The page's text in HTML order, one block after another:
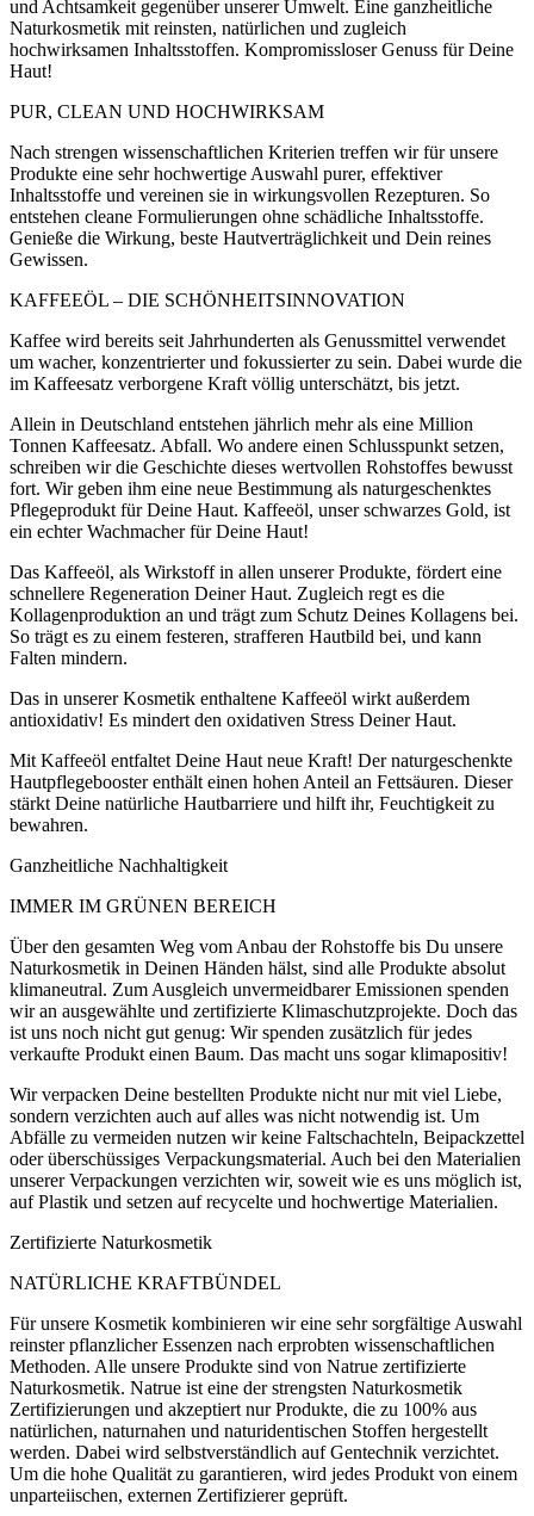
und Achtsamkeit gegenüber unserer Umwelt. Eine ganzheitliche
Naturkosmetik mit reinsten, natürlichen und zugleich
hochwirksamen Inhaltsstoffen. Kompromissloser Genuss für Deine
Haut!
PUR, CLEAN UND HOCHWIRKSAM
Nach strengen wissenschaftlichen Kriterien treffen wir für unsere
Produkte eine sehr hochwertige Auswahl purer, effektiver
Inhaltsstoffe und vereinen sie in wirkungsvollen Rezepturen. So
entstehen cleane Formulierungen ohne schädliche Inhaltsstoffe.
Genieße die Wirkung, beste Hautverträglichkeit und Dein reines
Gewissen.
KAFFEEÖL – DIE SCHÖNHEITSINNOVATION
Kaffee wird bereits seit Jahrhunderten als Genussmittel verwendet
um wacher, konzentrierter und fokussierter zu sein. Dabei wurde die
im Kaffeesatz verborgene Kraft völlig unterschätzt, bis jetzt.
Allein in Deutschland entstehen jährlich mehr als eine Million
Tonnen Kaffeesatz. Abfall. Wo andere einen Schlusspunkt setzen,
schreiben wir die Geschichte dieses wertvollen Rohstoffes bewusst
fort. Wir geben ihm eine neue Bestimmung als naturgeschenktes
Pflegeprodukt für Deine Haut. Kaffeeöl, unser schwarzes Gold, ist
ein echter Wachmacher für Deine Haut!
Das Kaffeeöl, als Wirkstoff in allen unserer Produkte, fördert eine
schnellere Regeneration Deiner Haut. Zugleich regt es die
Kollagenproduktion an und trägt zum Schutz Deines Kollagens bei.
So trägt es zu einem festeren, strafferen Hautbild bei, und kann
Falten mindern.
Das in unserer Kosmetik enthaltene Kaffeeöl wirkt außerdem
antioxidativ! Es mindert den oxidativen Stress Deiner Haut.
Mit Kaffeeöl entfaltet Deine Haut neue Kraft! Der naturgeschenkte
Hautpflegebooster enthält einen hohen Anteil an Fettsäuren. Dieser
stärkt Deine natürliche Hautbarriere und hilft ihr, Feuchtigkeit zu
bewahren.
Ganzheitliche Nachhaltigkeit
IMMER IM GRÜNEN BEREICH
Über den gesamten Weg vom Anbau der Rohstoffe bis Du unsere
Naturkosmetik in Deinen Händen hälst, sind alle Produkte absolut
klimaneutral. Zum Ausgleich unvermeidbarer Emissionen spenden
wir an ausgewählte und zertifizierte Klimaschutzprojekte. Doch das
ist uns noch nicht gut genug: Wir spenden zusätzlich für jedes
verkaufte Produkt einen Baum. Das macht uns sogar klimapositiv!
Wir verpacken Deine bestellten Produkte nicht nur mit viel Liebe,
sondern verzichten auch auf alles was nicht notwendig ist. Um
Abfälle zu vermeiden nutzen wir keine Faltschachteln, Beipackzettel
oder überschüssiges Verpackungsmaterial. Auch bei den Materialien
unserer Verpackungen verzichten wir, soweit wie es uns möglich ist,
auf Plastik und setzen auf recycelte und hochwertige Materialien.
Zertifizierte Naturkosmetik
NATÜRLICHE KRAFTBÜNDEL
Für unsere Kosmetik kombinieren wir eine sehr sorgfältige Auswahl
reinster pflanzlicher Essenzen nach erprobten wissenschaftlichen
Methoden. Alle unsere Produkte sind von Natrue zertifizierte
Naturkosmetik. Natrue ist eine der strengsten Naturkosmetik
Zertifizierungen und akzeptiert nur Produkte, die zu 100% aus
natürlichen, naturnahen und naturidentischen Stoffen hergestellt
werden. Dabei wird selbstverständlich auf Gentechnik verzichtet.
Um die hohe Qualität zu garantieren, wird jedes Produkt von einem
unparteiischen, externen Zertifizierer geprüft.